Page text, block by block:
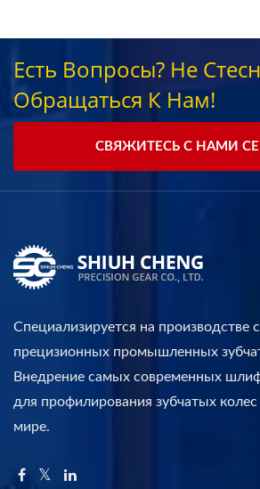
Есть Вопросы? Не
Обращаться К Нам!
СВЯЖИТЕСЬ С НАМИ
Специализируется на производстве
прецизионных промышленных
Внедрение самых современных
для профилирования зубчатых колес
мире.